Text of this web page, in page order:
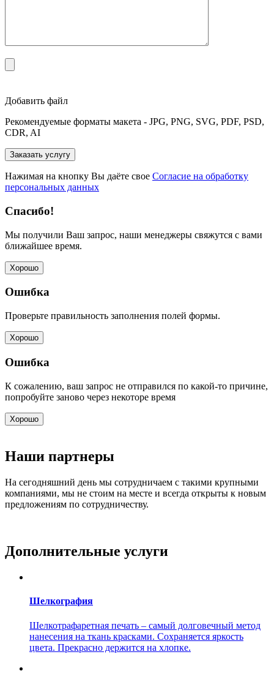
Добавить файл
Рекомендуемые форматы макета - JPG, PNG, SVG, PDF, PSD,
CDR, AI
Нажимая на кнопку Вы даёте свое Согласие на обработку
персональных данных
Спасибо!
Мы получили Ваш запрос, наши менеджеры свяжутся с вами
ближайшее время.
Хорошо
Ошибка
Проверьте правильность заполнения полей формы.
Хорошо
Ошибка
К сожалению, ваш запрос не отправился по какой-то причине,
попробуйте заново через некоторе время
Хорошо
Наши партнеры
На сегодняшний день мы сотрудничаем с такими крупными
компаниями, мы не стоим на месте и всегда открыты к новым
предложениям по сотрудничеству.
Дополнительные услуги
Шелкография
Шелкотрафаретная печать – самый долговечный метод
нанесения на ткань красками. Сохраняется яркость
цвета. Прекрасно держится на хлопке.